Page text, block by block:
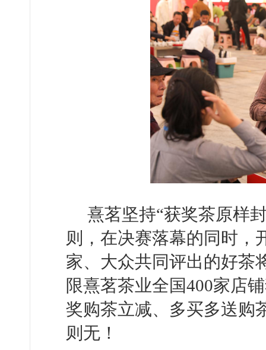
熹茗坚持“获奖茶原样
则，在决赛落幕的同时，
家、大众共同评出的好茶
限熹茗茶业全国400家店
奖购茶立减、多买多送购
则无！